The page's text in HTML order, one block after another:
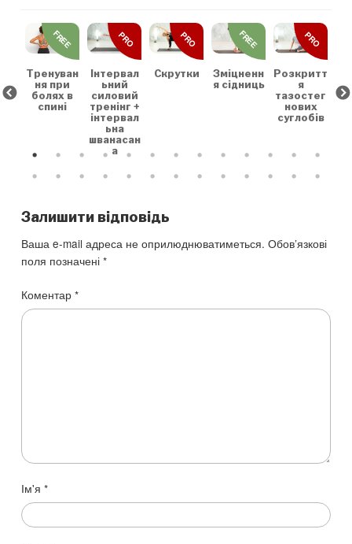
Тренуван
ня при
болях в
спині
FREE
Інтервал
ьний
силовий
тренінг +
інтервал
ьна
шванасан
а
PRO
Скрутки
PRO
Зміцненн
я сідниць
FREE
Розкритт
я
тазостег
нових
суглобів
PRO
Залишити відповідь
Ваша e-mail адреса не оприлюднюватиметься. Обов’язкові
поля позначені*
Коментар*
Ім'я*